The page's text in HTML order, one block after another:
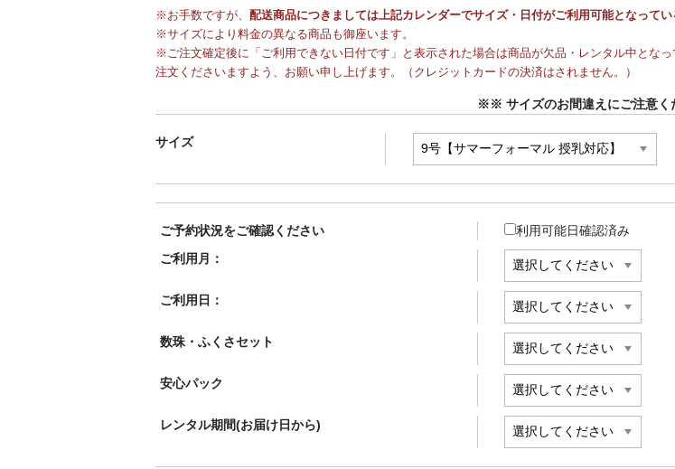
※お手数ですが、 配送商品につきましては上記カレンダーでサイズ・日付がご利用可能となってい
※サイズにより料金の異なる商品も御座います。
※ご注文確定後に「ご利用できない日付です」と表示された場合は商品が欠品・レンタル中とな
注文くださいますよう、お願い申し上げます。（クレジットカードの決済はされません。）
※※ サイズのお間違えにご注意
サイズ
ご予約状況をご確認ください
利用可能日確認済み
ご利用月：
ご利用日：
数珠・ふくさセット
安心パック
レンタル期間(お届け日から)